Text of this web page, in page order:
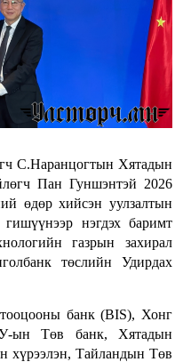
С.Наранцогтын Хятадын
Пан Гуншэнтэй 2026
өдөр хийсэн уулзалтын
нэгдэх баримт
газрын захирал
төслийн Удирдах
банк (BIS), Хонг
ын Төв банк, Хятадын
Тайландын Төв